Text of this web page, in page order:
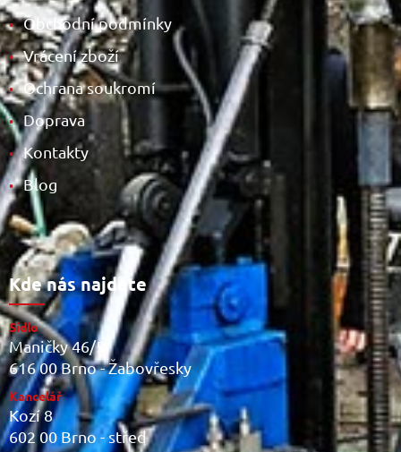
• Obchodní podmínky
• Vrácení zboží
• Ochrana soukromí
• Doprava
• Kontakty
• Blog
Kde nás najdete
Sídlo
Maničky 46/5
616 00 Brno - Žabovřesky
Kancelář
Kozí 8
602 00 Brno - střed